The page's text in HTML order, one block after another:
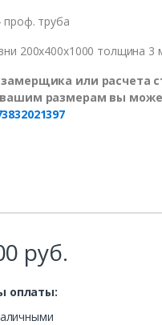
труба
200x400x1000 толщина 3
или расчета
размерам вы
руб.
оплаты: